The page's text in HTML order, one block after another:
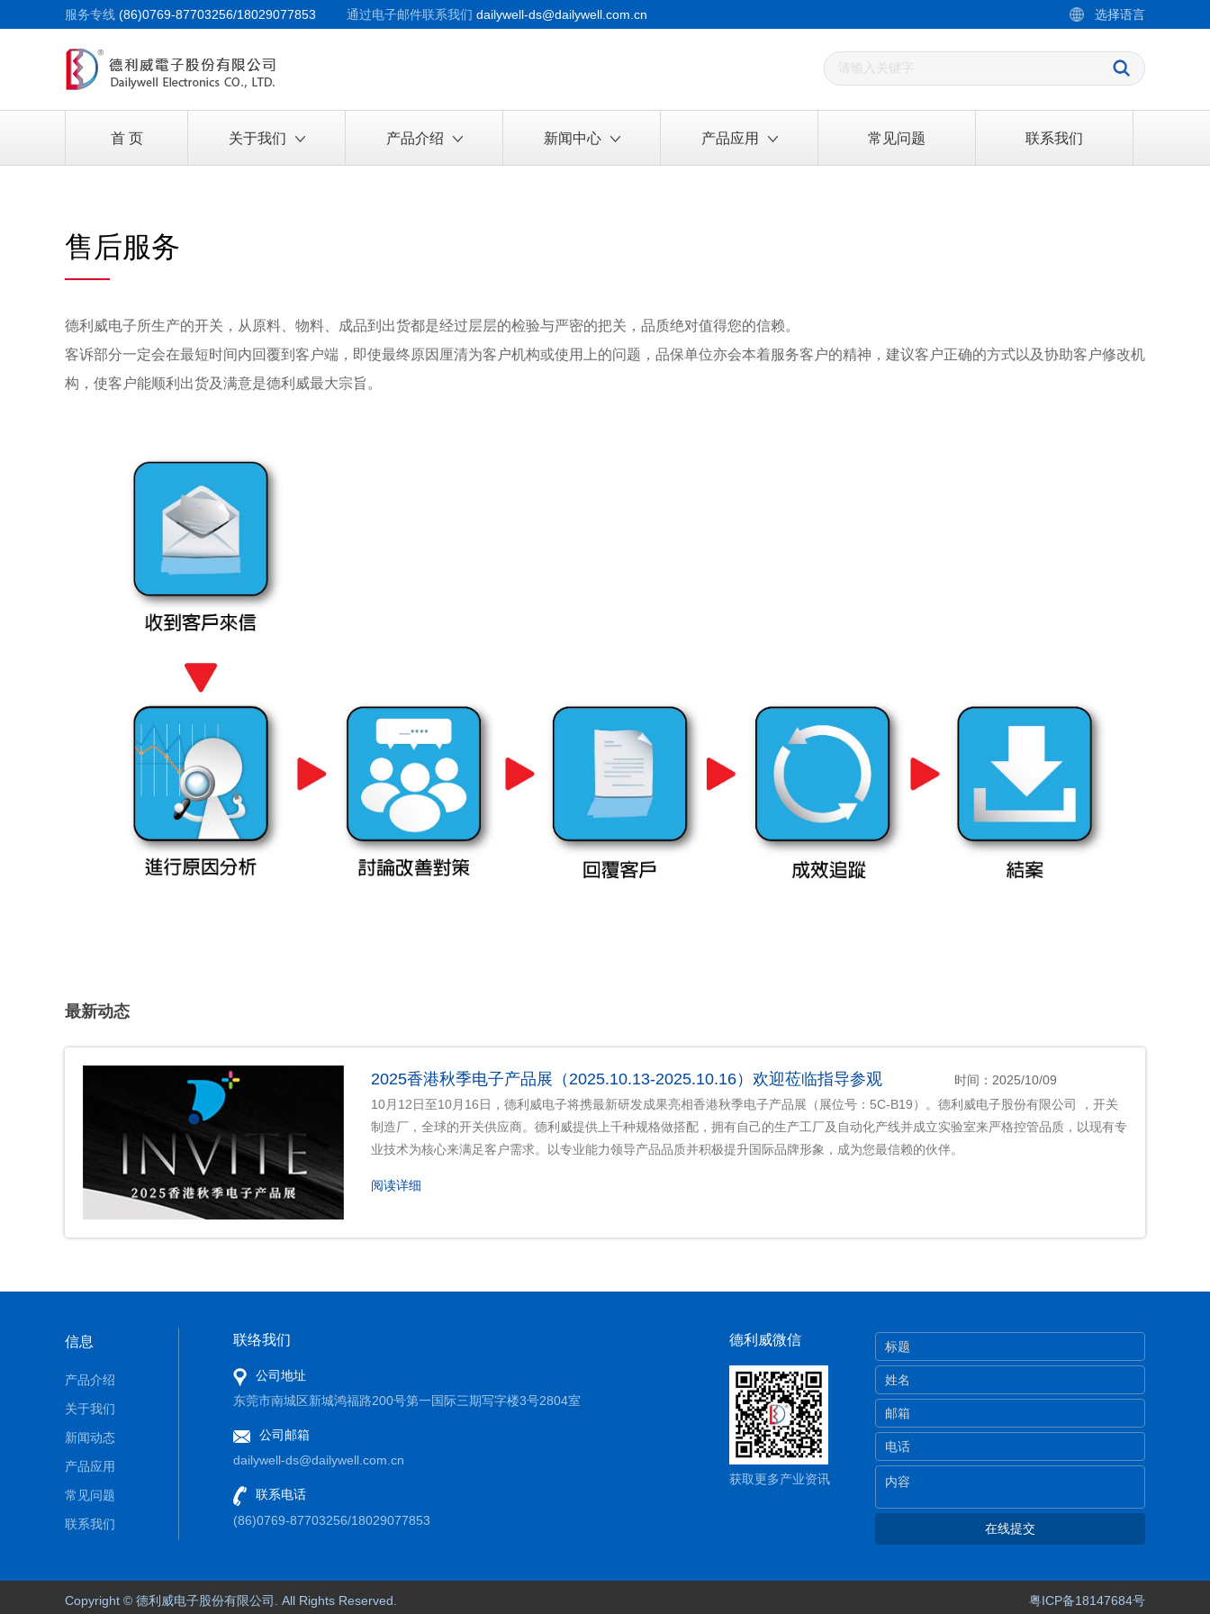
服务专线 (86)0769-87703256/18029077853 通过电子邮件联系我们 dailywell-ds@dailywell.com.cn 选择语言
首 页 关于我们 产品介绍 新闻中心 产品应用 常见问题 联系我们
售后服务
德利威电子所生产的开关，从原料、物料、成品到出货都是经过层层的检验与严密的把关，品质绝对值得您的信赖。
客诉部分一定会在最短时间内回覆到客户端，即使最终原因厘清为客户机构或使用上的问题，品保单位亦会本着服务客户的精神，建议客户正确的方式以及协助客户修改机
构，使客户能顺利出货及满意是德利威最大宗旨。
最新动态
2025香港秋季电子产品展（2025.10.13-2025.10.16）欢迎莅临指导参观
时间：2025/10/09
10月12日至10月16日，德利威电子将携最新研发成果亮相香港秋季电子产品展（展位号：5C-B19）。德利威电子股份有限公司 ，开关
制造厂，全球的开关供应商。德利威提供上千种规格做搭配，拥有自己的生产工厂及自动化产线并成立实验室来严格控管品质，以现有专
业技术为核心来满足客户需求。以专业能力领导产品品质并积极提升国际品牌形象，成为您最信赖的伙伴。
阅读详细
信息
产品介绍
关于我们
新闻动态
产品应用
常见问题
联系我们
联络我们
公司地址
东莞市南城区新城鸿福路200号第一国际三期写字楼3号2804室
公司邮箱
dailywell-ds@dailywell.com.cn
联系电话
(86)0769-87703256/18029077853
德利威微信
获取更多产业资讯
Copyright © 德利威电子股份有限公司. All Rights Reserved. 粤ICP备18147684号